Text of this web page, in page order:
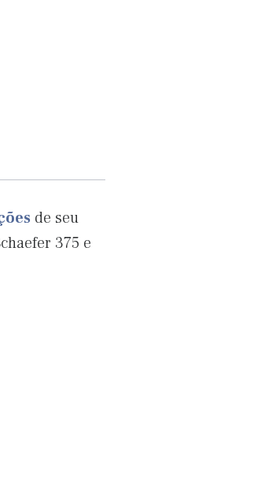
de seu
375 e